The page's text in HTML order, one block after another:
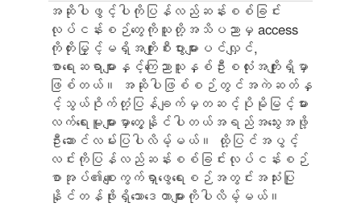
အဆိုပါဖွင့်ပါကိုပြန်လည်ဆန်းစစ်ခြင်း
လုပ်ငန်းစဉ်တွေကိုသူတို့အသိပညာမှ access
ကိုတိုးမြှင့်မရှိအကျိုးစီးပွားများပင်လျှင်,
စာရေးဆရာများနှင့်ကြေညာသူနှစ်ဦးစလုံးအကျိုးရှိမှာ
ဖြစ်တယ်။ အဆိုပါဖြစ်စဉ်တွင်အကဲဆတ်နှ
င့်သွယ်ဝိုက်တုံ့ပြန်ချက်မှတဆင့်ပိုမိုမြင့်မား
လက်ရေးမူများမှာတွေ့နိုင်ပါတယ်အရည်အသွေးအဖို့
ဦးဆောင်လမ်းပြပါလိမ့်မယ်။ ထို့ပြင်အပွင့်
လင်းကိုပြန်လည်ဆန်းစစ်ခြင်းလုပ်ငန်းစဉ်
စာအုပ်၏စျေးကွက်ရှာဖွေရေးစဉ်အတွင်းအသုံးပြု
နိုင်တန်ဖိုးရှိသောဒေတာများကိုပါလိမ့်မယ်။